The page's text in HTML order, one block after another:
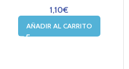
1,10€
AÑADIR AL CARRITO